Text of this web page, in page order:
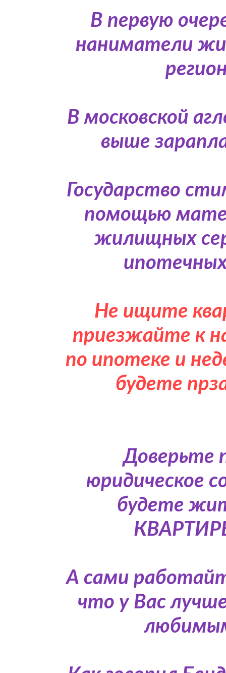
В первую
наниматели
В московской
выше
Государство
помощью
жилищных
Не ищите
приезжайте к
по ипотеке и
будете
Доверьте
юридическое
будете
А сами
что у Вас